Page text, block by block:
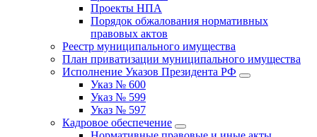
Проекты НПА
Порядок обжалования нормативных
правовых актов
Реестр муниципального имущества
План приватизации муниципального имущества
Исполнение Указов Президента РФ
Указ № 600
Указ № 599
Указ № 597
Кадровое обеспечение